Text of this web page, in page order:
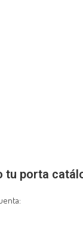
tu porta